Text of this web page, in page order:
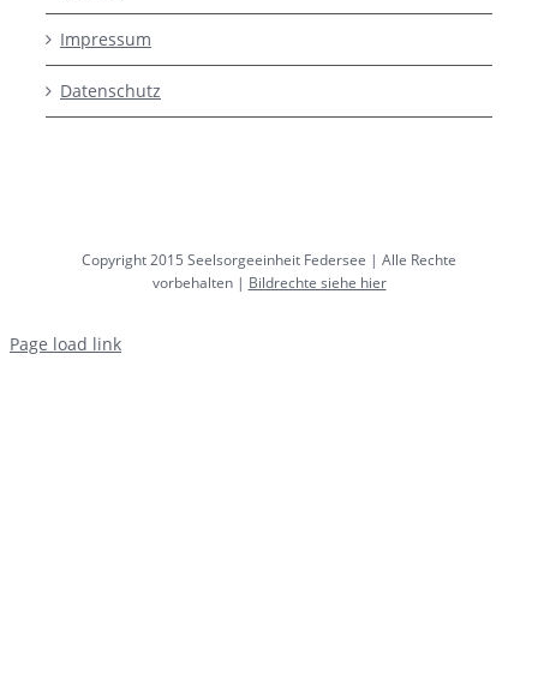
Impressum
Datenschutz
Copyright 2015 Seelsorgeeinheit Federsee | Alle Rechte
vorbehalten | Bildrechte siehe hier
Page load link